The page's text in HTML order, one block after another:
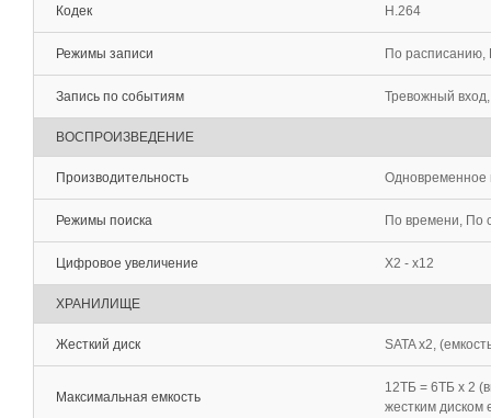
Кодек H.264
Режимы записи По расписанию,
Запись по событиям Тревожный
ВОСПРОИЗВЕДЕНИЕ
Производительность Одновременное
Режимы поиска По времени, По
Цифровое увеличение Х2 - х12
ХРАНИЛИЩЕ
Жесткий диск SATA x2,
Максимальная емкость
12TБ = 6TБ x 2
жестким диском